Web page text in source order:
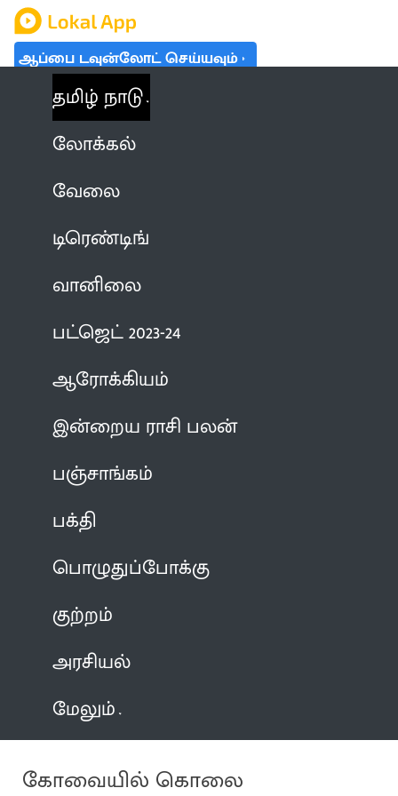
ஆப்பை டவுன்லோட் செய்யவும்
தமிழ் நாடு
லோக்கல்
வேலை
டிரெண்டிங்
வானிலை
பட்ஜெட் 2023-24
ஆரோக்கியம்
இன்றைய ராசி பலன்
பஞ்சாங்கம்
பக்தி
பொழுதுப்போக்கு
குற்றம்
அரசியல்
மேலும்
கோவையில் கொலை